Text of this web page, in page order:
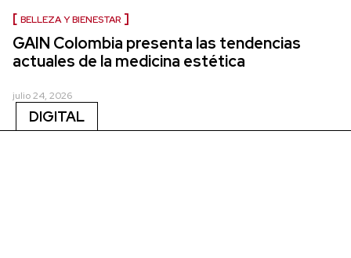
BELLEZA Y BIENESTAR
GAIN Colombia presenta las tendencias
actuales de la medicina estética
julio 24, 2026
DIGITAL